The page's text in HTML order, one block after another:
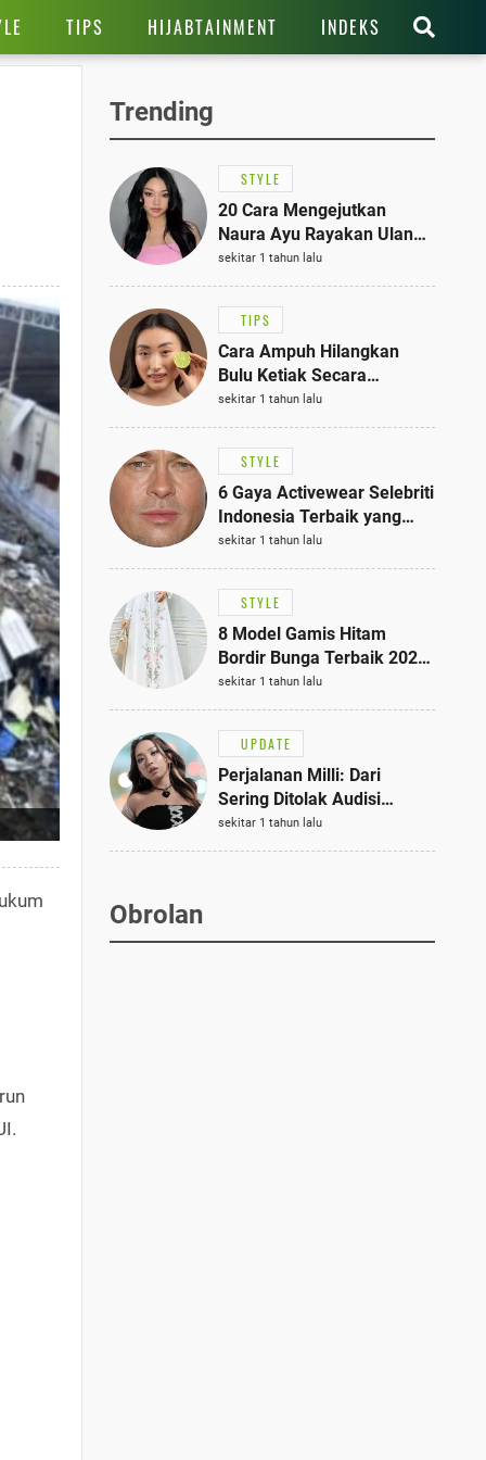
TIPS HIJABTAINMENT INDEKS
Trending
STYLE
20 Cara Mengejutkan
Naura Ayu Rayakan Ulang
Tahun di Panti Asuhan,
Terlihat Anggun dengan
Kaftan Cokelat
sekitar 1 tahun lalu
TIPS
Cara Ampuh Hilangkan
Bulu Ketiak Secara
Permanen dalam 5
Langkah Sederhana
sekitar 1 tahun lalu
STYLE
6 Gaya Activewear Selebriti
Indonesia Terbaik yang
Bisa Jadi Inspirasi
Fashionmu
sekitar 1 tahun lalu
STYLE
8 Model Gamis Hitam
Bordir Bunga Terbaik 2025,
Stylish untuk Hangout
hingga Acara Semi-Formal
sekitar 1 tahun lalu
UPDATE
Perjalanan Milli: Dari
Sering Ditolak Audisi
hingga Menjadi Rapper Top
10 Thailand
sekitar 1 tahun lalu
Obrolan